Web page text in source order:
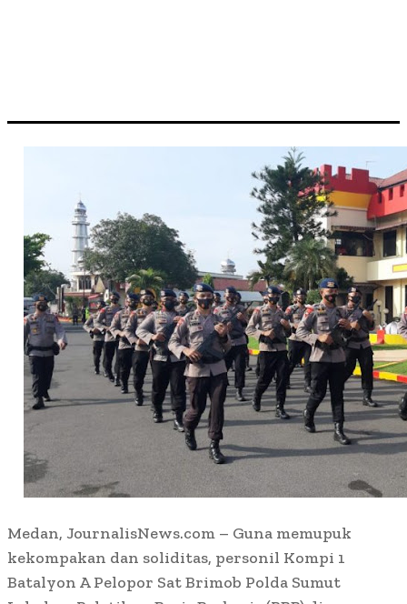
Medan, JournalisNews.com – Guna memupuk
kekompakan dan soliditas, personil Kompi 1
Batalyon A Pelopor Sat Brimob Polda Sumut